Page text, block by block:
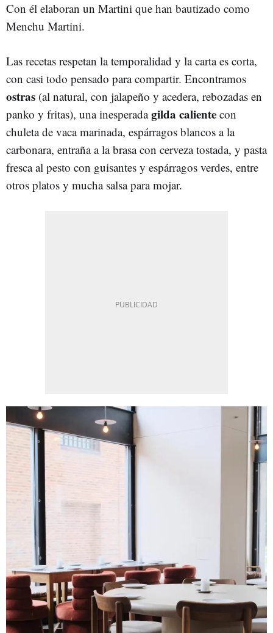
Con él elaboran un Martini que han bautizado como
Menchu Martini.
Las recetas respetan la temporalidad y la carta es corta,
con casi todo pensado para compartir. Encontramos
ostras (al natural, con jalapeño y acedera, rebozadas en
panko y fritas), una inesperadagilda caliente con
chuleta de vaca marinada, espárragos blancos a la
carbonara, entraña a la brasa con cerveza tostada, y pasta
fresca al pesto con guisantes y espárragos verdes, entre
otros platos y mucha salsa para mojar.